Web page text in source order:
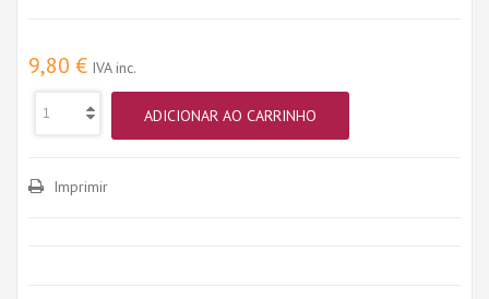
9,80 € IVA inc.
ADICIONAR AO CARRINHO
Imprimir